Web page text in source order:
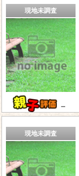
現地未調査
－
現地未調査